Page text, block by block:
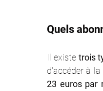
Quels
Il existe trois
d'accéder à
23 euros par